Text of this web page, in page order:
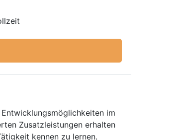
im
Zusatzleistungen erhalten
kennen zu lernen.